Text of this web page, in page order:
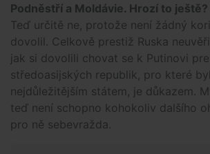
Podněstří a Moldávie. Hrozí to ještě?
Teď určitě ne, protože není žádný
dovolil. Celkově prestiž Ruska
jak si dovolili chovat se k Putinovi
středoasijských republik, pro které
nejdůležitějším státem, je důkazem.
teď není schopno kohokoliv dalšího
pro ně sebevražda.